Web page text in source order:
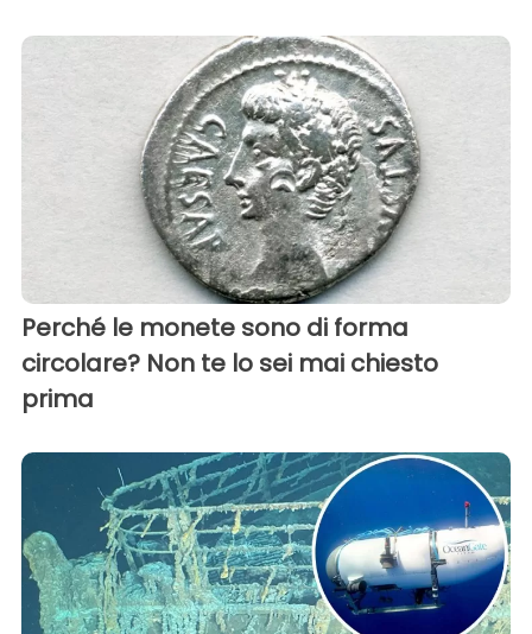
Perché le monete sono di forma
circolare? Non te lo sei mai chiesto
prima